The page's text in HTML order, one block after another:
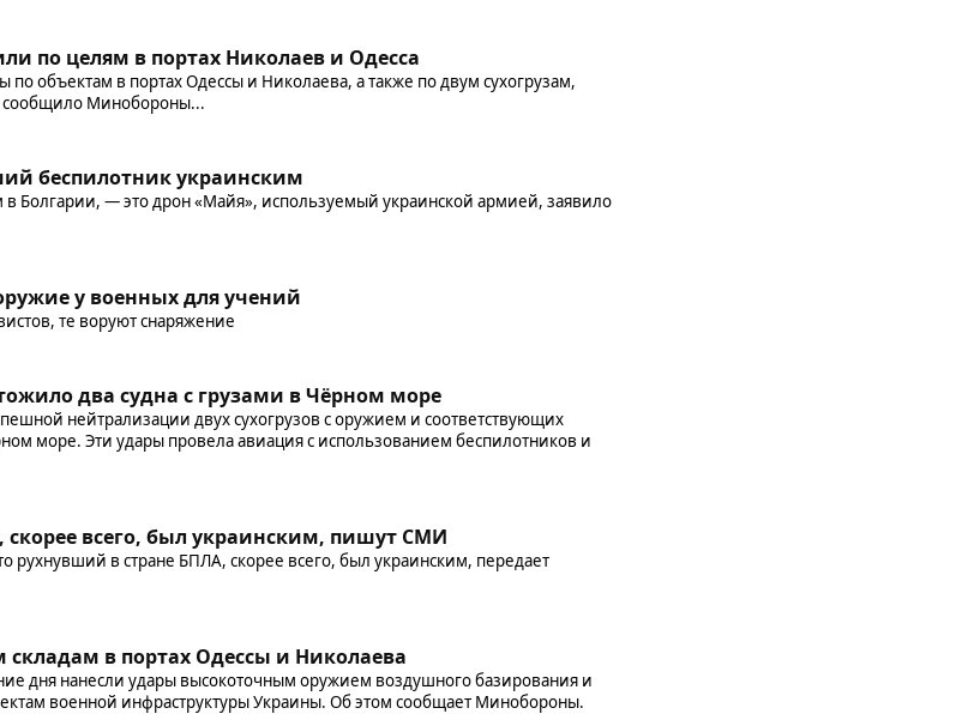
по целям в портах Николаев и Одесса
по объектам в портах Одессы и Николаева, а также по двум сухогрузам,
сообщило Минобороны...
беспилотник украинским
Болгарии, — это дрон «Майя», используемый украинской армией, заявило
у военных для учений
те воруют снаряжение
два судна с грузами в Чёрном море
нейтрализации двух сухогрузов с оружием и соответствующих
море. Эти удары провела авиация с использованием беспилотников и
всего, был украинским, пишут СМИ
рухнувший в стране БПЛА, скорее всего, был украинским, передает
в портах Одессы и Николаева
дня нанесли удары высокоточным оружием воздушного базирования и
военной инфраструктуры Украины. Об этом сообщает Минобороны.